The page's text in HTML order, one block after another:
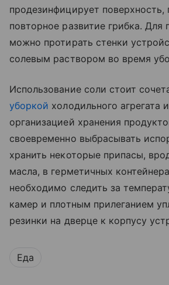
продезинфицирует
повторное развитие грибка. Для
можно протирать стенки
солевым раствором во время
Использование соли стоит
уборкой холодильного агрегата
организацией хранения
своевременно выбрасывать
хранить некоторые припасы,
масла, в герметичных
необходимо следить за
камер и плотным прилеганием
резинки на дверце к корпусу
Еда